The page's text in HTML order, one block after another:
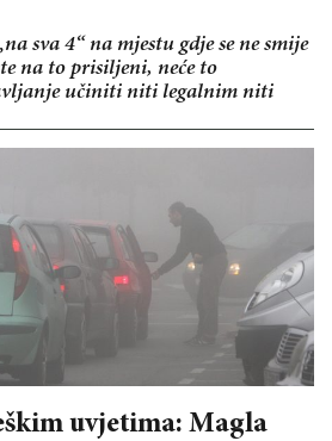
sva 4“ na mjestu gdje se ne smije
na to prisiljeni, neće to
učiniti niti legalnim niti
uvjetima: Magla